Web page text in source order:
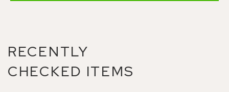
RECENTLY
CHECKED ITEMS